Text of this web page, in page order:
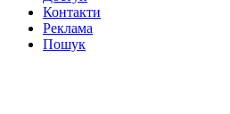
Контакти
Реклама
Пошук